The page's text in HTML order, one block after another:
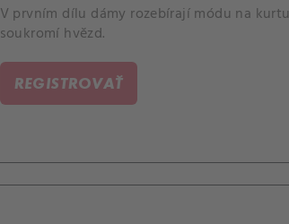
V prvním dílu dámy rozebírají módu na
soukromí hvězd.
REGISTROVAŤ